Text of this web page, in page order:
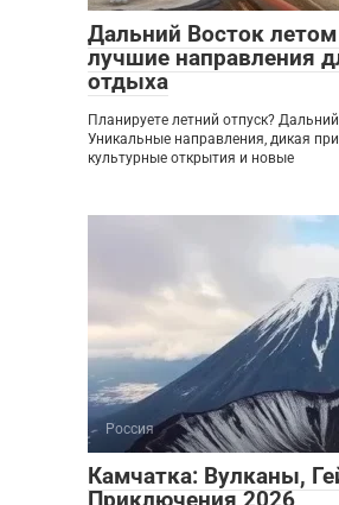
Дальний Восток
лучшие направления
отдыха
Планируете летний отпуск?
Уникальные направления, дикая
культурные открытия и новые
Россия
Камчатка: Вулканы,